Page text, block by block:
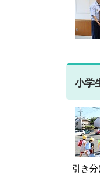
小学
引き分